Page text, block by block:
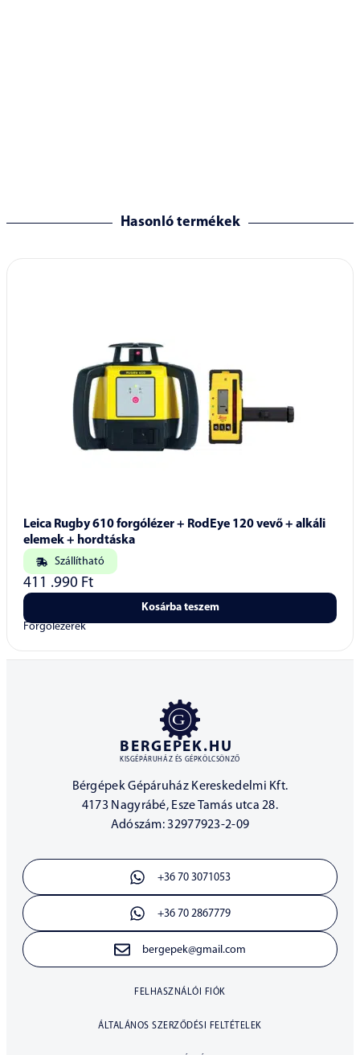
Hasonló termékek
Leica Rugby 610 forgólézer + RodEye 120 vevő + alkáli
elemek + hordtáska
Szállítható
411 .990 Ft
Kosárba teszem
Forgólézerek
BERGEPEK.HU
KISGÉPÁRUHÁZ ÉS GÉPKÖLCSÖNZŐ
Bérgépek Gépáruház Kereskedelmi Kft.
4173 Nagyrábé, Esze Tamás utca 28.
Adószám: 32977923-2-09
+36 70 3071053
+36 70 2867779
bergepek@gmail.com
FELHASZNÁLÓI FIÓK
ÁLTALÁNOS SZERZŐDÉSI FELTÉTELEK